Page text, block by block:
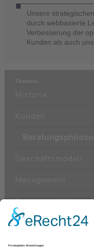
Unsere
durch webbasierte
Verbesserung der
Kunden als auch
Beratungsfelder
Beraterkarriere
Aktuelle